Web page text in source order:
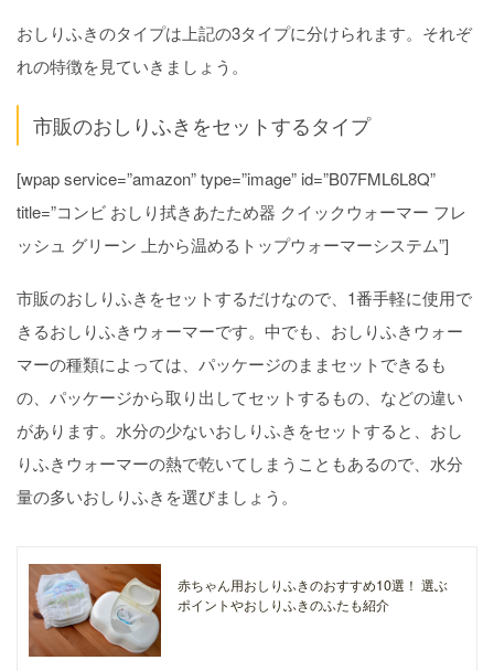
おしりふきのタイプは上記の3タイプに分けられます。それぞ
れの特徴を見ていきましょう。
市販のおしりふきをセットするタイプ
[wpap service=”amazon” type=”image” id=”B07FML6L8Q”
title=”コンビ おしり拭きあたため器 クイックウォーマー フレ
ッシュ グリーン 上から温めるトップウォーマーシステム”]
市販のおしりふきをセットするだけなので、1番手軽に使用で
きるおしりふきウォーマーです。中でも、おしりふきウォー
マーの種類によっては、パッケージのままセットできるも
の、パッケージから取り出してセットするもの、などの違い
があります。水分の少ないおしりふきをセットすると、おし
りふきウォーマーの熱で乾いてしまうこともあるので、水分
量の多いおしりふきを選びましょう。
赤ちゃん用おしりふきのおすすめ10選！ 選ぶ
ポイントやおしりふきのふたも紹介